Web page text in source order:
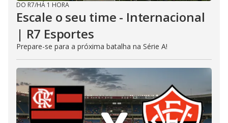
DO R7/HÁ 1 HORA
Escale o seu time - Internacional
| R7 Esportes
Prepare-se para a próxima batalha na Série A!